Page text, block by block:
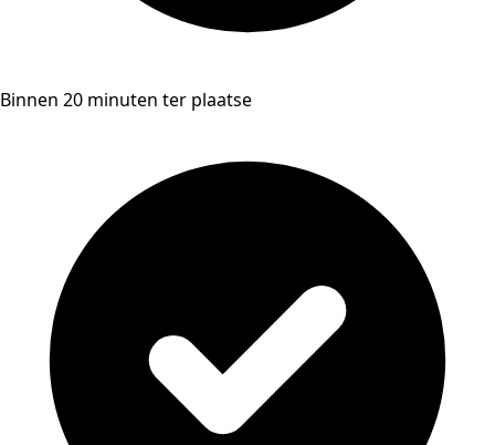
Binnen 20 minuten ter plaatse